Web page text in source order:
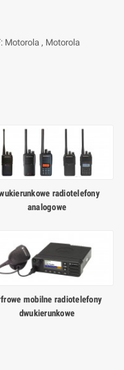
Motorola , Motorola
radiotelefony
analogowe
mobilne radiotelefony
dwukierunkowe